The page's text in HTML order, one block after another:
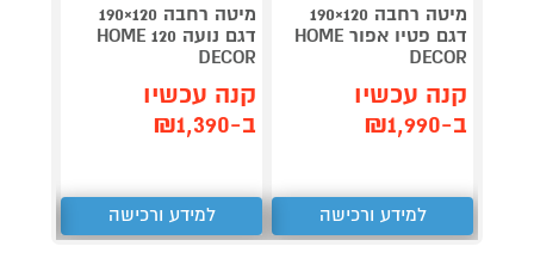
מיטה רחבה 120×190
דגם פטיו אפור HOME
DECOR
קנה עכשיו
ב-₪1,990
למידע ורכישה
מיטה רחבה 120×190
דגם נועה 120 HOME
DECOR
קנה עכשיו
ב-₪1,390
למידע ורכישה